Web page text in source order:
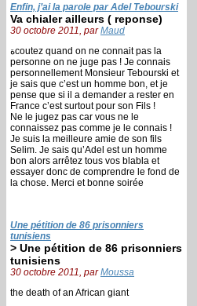
Enfin, j’ai la parole par Adel Tebourski
Va chialer ailleurs ( reponse)
30 octobre 2011, parMaud
ةcoutez quand on ne connait pas la
personne on ne juge pas ! Je connais
personnellement Monsieur Tebourski et
je sais que c’est un homme bon, et je
pense que si il a demander a rester en
France c’est surtout pour son Fils !
Ne le jugez pas car vous ne le
connaissez pas comme je le connais !
Je suis la meilleure amie de son fils
Selim. Je sais qu’Adel est un homme
bon alors arrêtez tous vos blabla et
essayer donc de comprendre le fond de
la chose. Merci et bonne soirée
Une pétition de 86 prisonniers
tunisiens
> Une pétition de 86 prisonniers
tunisiens
30 octobre 2011, parMoussa
the death of an African giant